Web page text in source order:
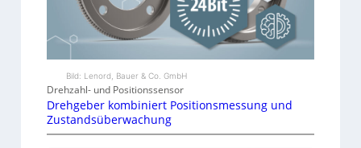
Bild: Lenord, Bauer & Co. GmbH
Drehzahl- und Positionssensor
Drehgeber kombiniert Positionsmessung und
Zustandsüberwachung